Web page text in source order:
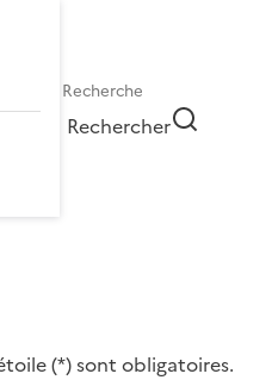
Rechercher
(*) sont obligatoires.